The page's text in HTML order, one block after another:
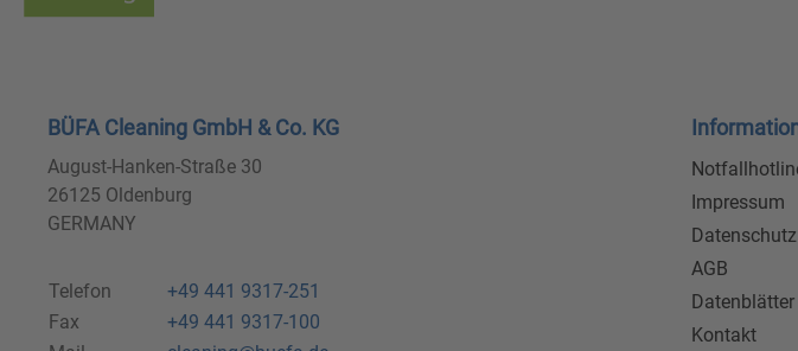
BÜFA Cleaning GmbH & Co. KG
August-Hanken-Straße 30
26125 Oldenburg
GERMANY
Telefon
+49 441 9317-251
Fax
+49 441 9317-100
Impressum
Datenschutz
AGB
Datenblätter
Kontakt